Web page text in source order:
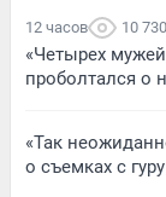
12 часов 10 730
«Четырех
проболтался о
«Так
о съемках с